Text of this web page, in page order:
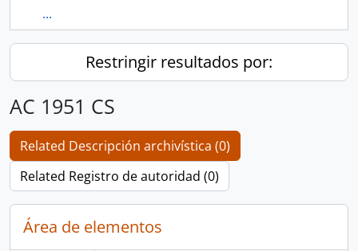
...
Restringir resultados por:
AC 1951 CS
Related Descripción archivística (0)
Related Registro de autoridad (0)
Área de elementos